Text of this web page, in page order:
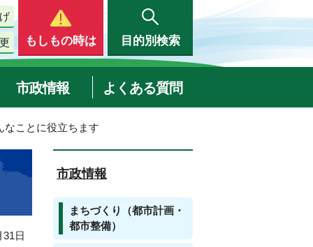
もしもの時は 目的別検索
市政情報 よくある質問
ことに役立ちます
日
市政情報
まちづくり（都市計画・
都市整備）